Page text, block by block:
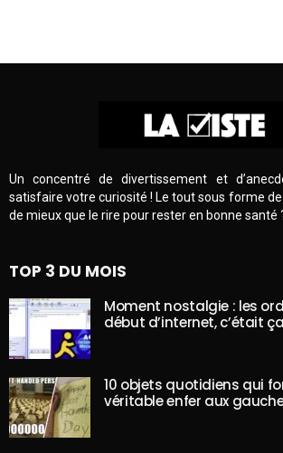
Un concentré de divertissement et
satisfaire votre curiosité ! Le tout sous forme de
de mieux que le rire pour rester en bonne santé
TOP 3 DU MOIS
Moment nostalgie : les
début d’internet, c’était
10 objets quotidiens qui
véritable enfer aux